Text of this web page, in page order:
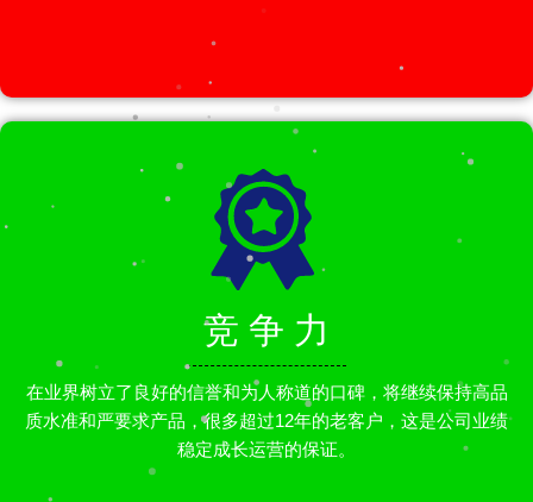
竞 争 力
在业界树立了良好的信誉和为人称道的口碑，将继续保持高品
质水准和严要求产品，很多超过12年的老客户，这是公司业绩
稳定成长运营的保证。